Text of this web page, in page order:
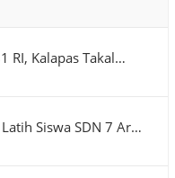
RI, Kalapas Takal…
Siswa SDN 7 Ar…